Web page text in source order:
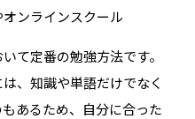
ンラインスクール
て定番の勉強方法です。
、知識や単語だけでなく
あるため、自分に合った